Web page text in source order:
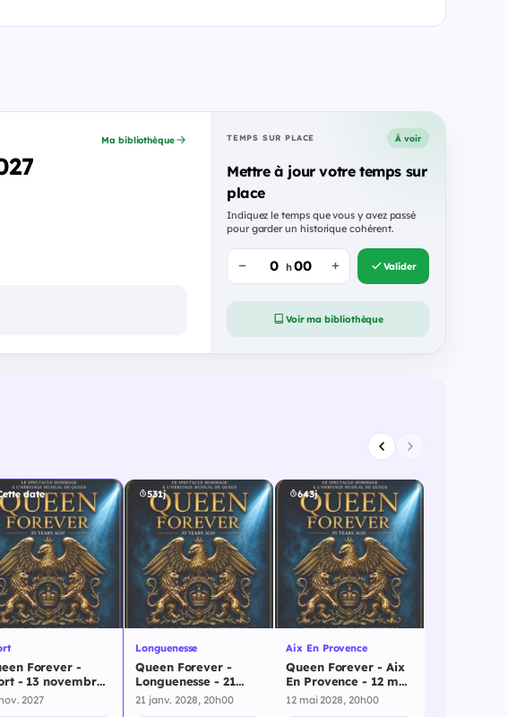
Ma bibliothèque TEMPS SUR PLACE À voir
Mettre à jour votre temps sur
place
Indiquez le temps que vous y avez passé
pour garder un historique cohérent.
h Valider
Voir ma bibliothèque
date
Forever -
- 13 novembre
2027
531j
Longuenesse
Queen Forever -
Longuenesse - 21
janvier 2028
21 janv. 2028, 20h00
643j
Aix En Provence
Queen Forever - Aix
En Provence - 12 mai
2028
12 mai 2028, 20h00